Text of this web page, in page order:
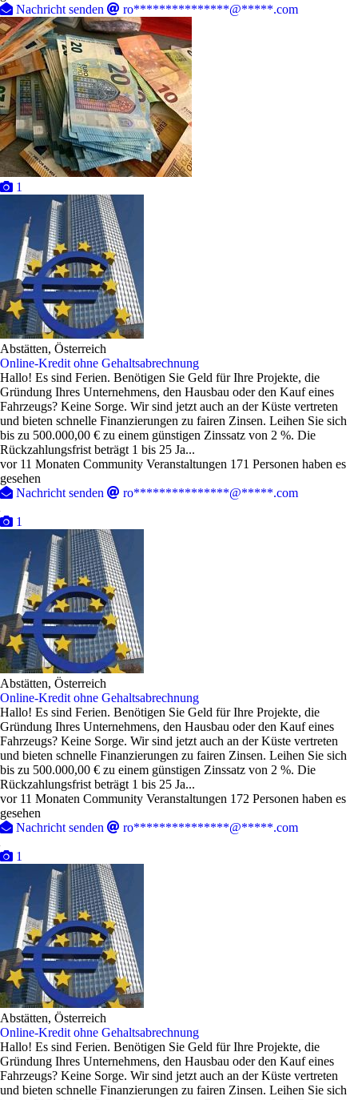
Nachricht senden
ro***************@*****.com
1
Abstätten, Österreich
Online-Kredit ohne Gehaltsabrechnung
Hallo! Es sind Ferien. Benötigen Sie Geld für Ihre Projekte, die
Gründung Ihres Unternehmens, den Hausbau oder den Kauf eines
Fahrzeugs? Keine Sorge. Wir sind jetzt auch an der Küste vertreten
und bieten schnelle Finanzierungen zu fairen Zinsen. Leihen Sie sich
bis zu 500.000,00 € zu einem günstigen Zinssatz von 2 %. Die
Rückzahlungsfrist beträgt 1 bis 25 Ja...
vor 11 Monaten Community Veranstaltungen 171 Personen haben es
gesehen
Nachricht senden
ro***************@*****.com
1
Abstätten, Österreich
Online-Kredit ohne Gehaltsabrechnung
Hallo! Es sind Ferien. Benötigen Sie Geld für Ihre Projekte, die
Gründung Ihres Unternehmens, den Hausbau oder den Kauf eines
Fahrzeugs? Keine Sorge. Wir sind jetzt auch an der Küste vertreten
und bieten schnelle Finanzierungen zu fairen Zinsen. Leihen Sie sich
bis zu 500.000,00 € zu einem günstigen Zinssatz von 2 %. Die
Rückzahlungsfrist beträgt 1 bis 25 Ja...
vor 11 Monaten Community Veranstaltungen 172 Personen haben es
gesehen
Nachricht senden
ro***************@*****.com
1
Abstätten, Österreich
Online-Kredit ohne Gehaltsabrechnung
Hallo! Es sind Ferien. Benötigen Sie Geld für Ihre Projekte, die
Gründung Ihres Unternehmens, den Hausbau oder den Kauf eines
Fahrzeugs? Keine Sorge. Wir sind jetzt auch an der Küste vertreten
und bieten schnelle Finanzierungen zu fairen Zinsen. Leihen Sie sich